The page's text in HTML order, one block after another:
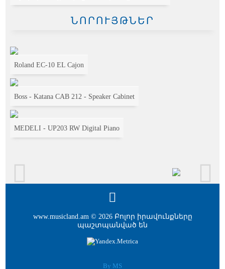
ՆՈՐՈՒՅԹՆԵՐ
Roland EC-10 EL Cajon
Boss - Katana CAB 212 - Speaker Cabinet
MEDELI - UP203 RW Digital Piano
www.musicland.am © 2026 Բոլոր իրավունքները
պաշտպանված են
By MS